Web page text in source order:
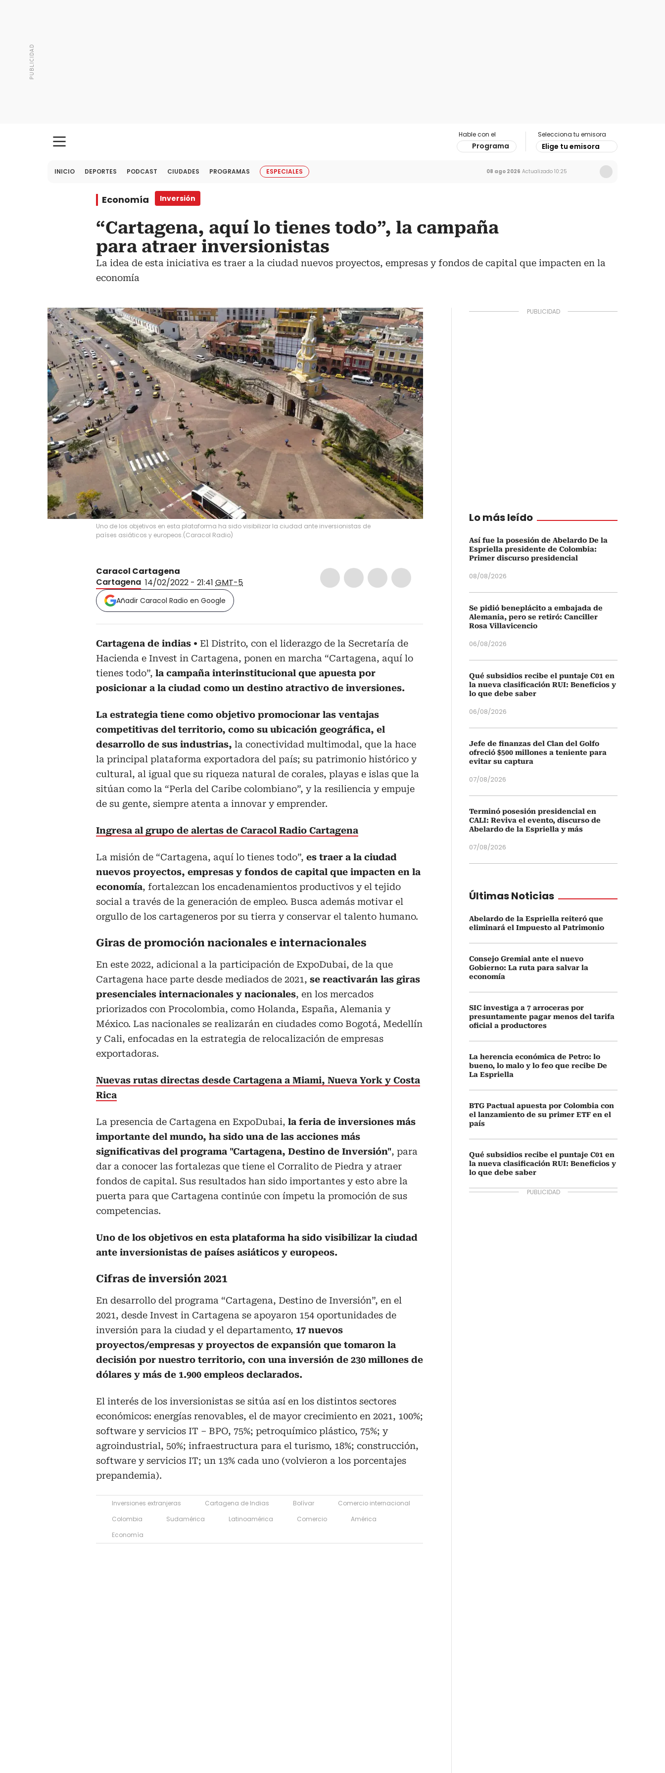
Hable con el
Programa
Selecciona tu emisora
Elige tu emisora
INICIO DEPORTES PODCAST CIUDADES PROGRAMAS ESPECIALES 08 ago 2026 Actualizado 10:25
Economía Inversión
“Cartagena, aquí lo tienes todo”, la campaña
para atraer inversionistas
La idea de esta iniciativa es traer a la ciudad nuevos proyectos, empresas y fondos de capital que impacten en la
economía
Uno de los objetivos en esta plataforma ha sido visibilizar la ciudad ante inversionistas de
países asiáticos y europeos.(Caracol Radio)
Caracol Cartagena
Cartagena 14/02/2022 - 21:41 GMT-5
Añadir Caracol Radio en Google
Cartagena de indias
El Distrito, con el liderazgo de la Secretaría de
Hacienda e Invest in Cartagena, ponen en marcha “Cartagena, aquí lo
tienes todo”, la campaña interinstitucional que apuesta por
posicionar a la ciudad como un destino atractivo de inversiones.
La estrategia tiene como objetivo promocionar las ventajas
competitivas del territorio, como su ubicación geográfica, el
desarrollo de sus industrias, la conectividad multimodal, que la hace
la principal plataforma exportadora del país; su patrimonio histórico y
cultural, al igual que su riqueza natural de corales, playas e islas que la
sitúan como la “Perla del Caribe colombiano”, y la resiliencia y empuje
de su gente, siempre atenta a innovar y emprender.
Ingresa al grupo de alertas de Caracol Radio Cartagena
La misión de “Cartagena, aquí lo tienes todo”, es traer a la ciudad
nuevos proyectos, empresas y fondos de capital que impacten en la
economía, fortalezcan los encadenamientos productivos y el tejido
social a través de la generación de empleo. Busca además motivar el
orgullo de los cartageneros por su tierra y conservar el talento humano.
Giras de promoción nacionales e internacionales
En este 2022, adicional a la participación de ExpoDubai, de la que
Cartagena hace parte desde mediados de 2021, se reactivarán las giras
presenciales internacionales y nacionales, en los mercados
priorizados con Procolombia, como Holanda, España, Alemania y
México. Las nacionales se realizarán en ciudades como Bogotá, Medellín
y Cali, enfocadas en la estrategia de relocalización de empresas
exportadoras.
Nuevas rutas directas desde Cartagena a Miami, Nueva York y Costa
Rica
La presencia de Cartagena en ExpoDubai, la feria de inversiones más
importante del mundo, ha sido una de las acciones más
significativas del programa "Cartagena, Destino de Inversión", para
dar a conocer las fortalezas que tiene el Corralito de Piedra y atraer
fondos de capital. Sus resultados han sido importantes y esto abre la
puerta para que Cartagena continúe con ímpetu la promoción de sus
competencias.
Uno de los objetivos en esta plataforma ha sido visibilizar la ciudad
ante inversionistas de países asiáticos y europeos.
Cifras de inversión 2021
En desarrollo del programa “Cartagena, Destino de Inversión”, en el
2021, desde Invest in Cartagena se apoyaron 154 oportunidades de
inversión para la ciudad y el departamento, 17 nuevos
proyectos/empresas y proyectos de expansión que tomaron la
decisión por nuestro territorio, con una inversión de 230 millones de
dólares y más de 1.900 empleos declarados.
El interés de los inversionistas se sitúa así en los distintos sectores
económicos: energías renovables, el de mayor crecimiento en 2021, 100%;
software y servicios IT – BPO, 75%; petroquímico plástico, 75%; y
agroindustrial, 50%; infraestructura para el turismo, 18%; construcción,
software y servicios IT; un 13% cada uno (volvieron a los porcentajes
prepandemia).
Inversiones extranjeras Cartagena de Indias Bolívar
Comercio internacional
Colombia
Sudamérica Latinoamérica Comercio
América
Economía
Lo más leído
Así fue la posesión de Abelardo De la
Espriella presidente de Colombia:
Primer discurso presidencial
08/08/2026
Se pidió beneplácito a embajada de
Alemania, pero se retiró: Canciller
Rosa Villavicencio
06/08/2026
Qué subsidios recibe el puntaje C01 en
la nueva clasificación RUI: Beneficios y
lo que debe saber
06/08/2026
Jefe de finanzas del Clan del Golfo
ofreció $500 millones a teniente para
evitar su captura
07/08/2026
Terminó posesión presidencial en
CALI: Reviva el evento, discurso de
Abelardo de la Espriella y más
07/08/2026
Últimas Noticias
Abelardo de la Espriella reiteró que
eliminará el Impuesto al Patrimonio
Consejo Gremial ante el nuevo
Gobierno: La ruta para salvar la
economía
SIC investiga a 7 arroceras por
presuntamente pagar menos del tarifa
oficial a productores
La herencia económica de Petro: lo
bueno, lo malo y lo feo que recibe De
La Espriella
BTG Pactual apuesta por Colombia con
el lanzamiento de su primer ETF en el
país
Qué subsidios recibe el puntaje C01 en
la nueva clasificación RUI: Beneficios y
lo que debe saber